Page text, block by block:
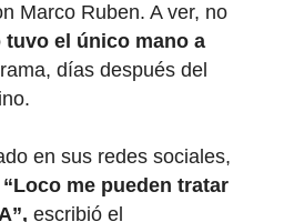
Marco Ruben. A ver, no
tuvo el único mano a
días después del
en sus redes sociales,
“Loco me pueden tratar
escribió el